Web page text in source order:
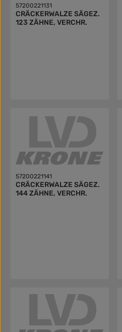
57200221131
CRÄCKERWALZE SÄGEZ.
123 ZÄHNE, VERCHR.
57200221141
CRÄCKERWALZE SÄGEZ.
144 ZÄHNE, VERCHR.